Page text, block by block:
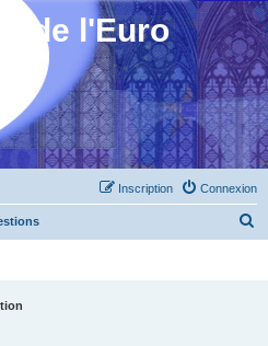
de l'Euro
Connexion
Inscription